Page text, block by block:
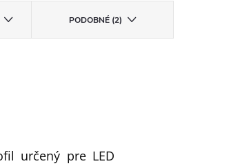
PODOBNÉ (2)
určený pre LED